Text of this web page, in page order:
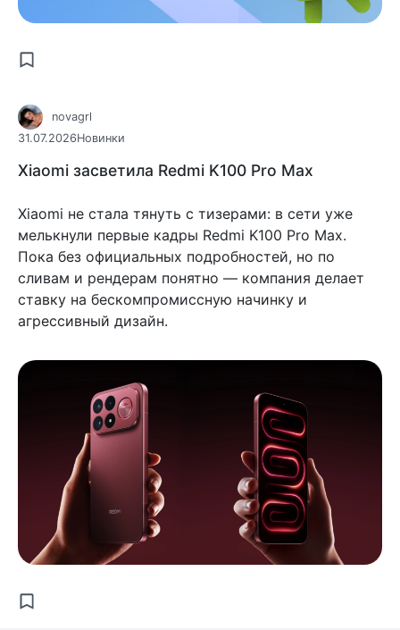
novagrl
31.07.2026Новинки
Xiaomi засветила Redmi K100 Pro Max
Xiaomi не стала тянуть с тизерами: в сети уже
мелькнули первые кадры Redmi K100 Pro Max.
Пока без официальных подробностей, но по
сливам и рендерам понятно — компания делает
ставку на бескомпромиссную начинку и
агрессивный дизайн.